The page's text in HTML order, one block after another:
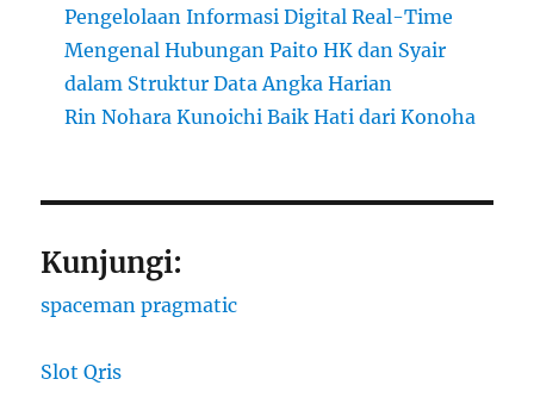
Pengelolaan Informasi Digital Real-Time
Mengenal Hubungan Paito HK dan Syair
dalam Struktur Data Angka Harian
Rin Nohara Kunoichi Baik Hati dari Konoha
Kunjungi:
spaceman pragmatic
Slot Qris